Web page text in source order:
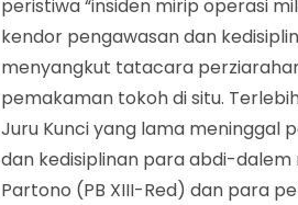
peristiwa “insiden mirip operasi
kendor pengawasan dan
menyangkut tatacara
pemakaman tokoh di situ.
Juru Kunci yang lama meninggal
dan kedisiplinan para abdi-dalem
Partono (PB XIII-Red) dan para